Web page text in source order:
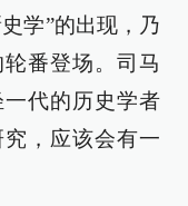
学”的出现，乃
番登场。司马
代的历史学者
，应该会有一